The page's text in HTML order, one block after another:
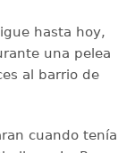
hasta hoy,
una pelea
al barrio de
cuando tenía